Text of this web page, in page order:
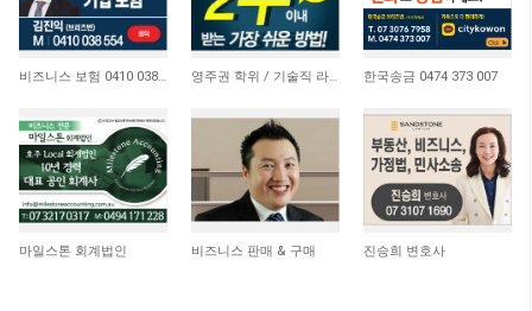
4,648 21,172 영주권 학위 / 기술직 라이센스 최소2주안에 받기! (요리, 페인팅, 용접, 차일드케어 등… 10,744
한국송금 0474 373 007
4,664
마일스톤 회계법인 15,051
비즈니스 판매 & 구매 11,056
진승희 변호사